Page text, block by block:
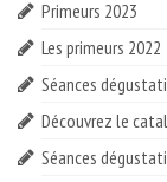
SERVICES
DÉGUSTER
Nos partenaires
Primeurs 2023
Les primeurs 2022
Séances
Découvrez le
Séances